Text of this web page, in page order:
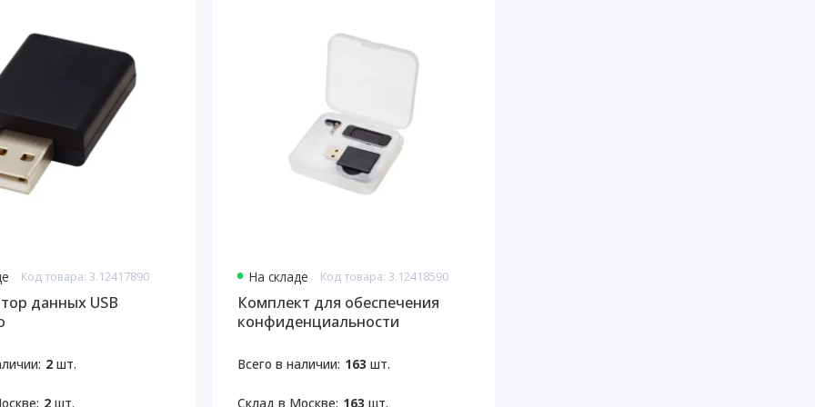
Код товара: 3.12417890
данных USB
2шт.
2шт.
На складе Код товара: 3.12418590
Комплект для обеспечения
конфиденциальности
Всего в наличии: 163 шт.
Склад в Москве: 163 шт.